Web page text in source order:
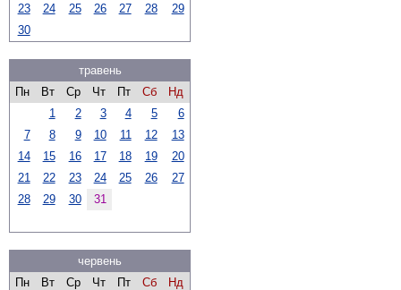
23
24 25 26 27 28
29
30
травень
Пн
Вт Ср Чт Пт Сб
Нд
1
2 3 4 5
6
7
8 9 10 11 12
13
14
15 16 17 18 19
20
21
22 23 24 25 26
27
28
29 30 31
червень
Пн
Вт Ср Чт Пт Сб
Нд